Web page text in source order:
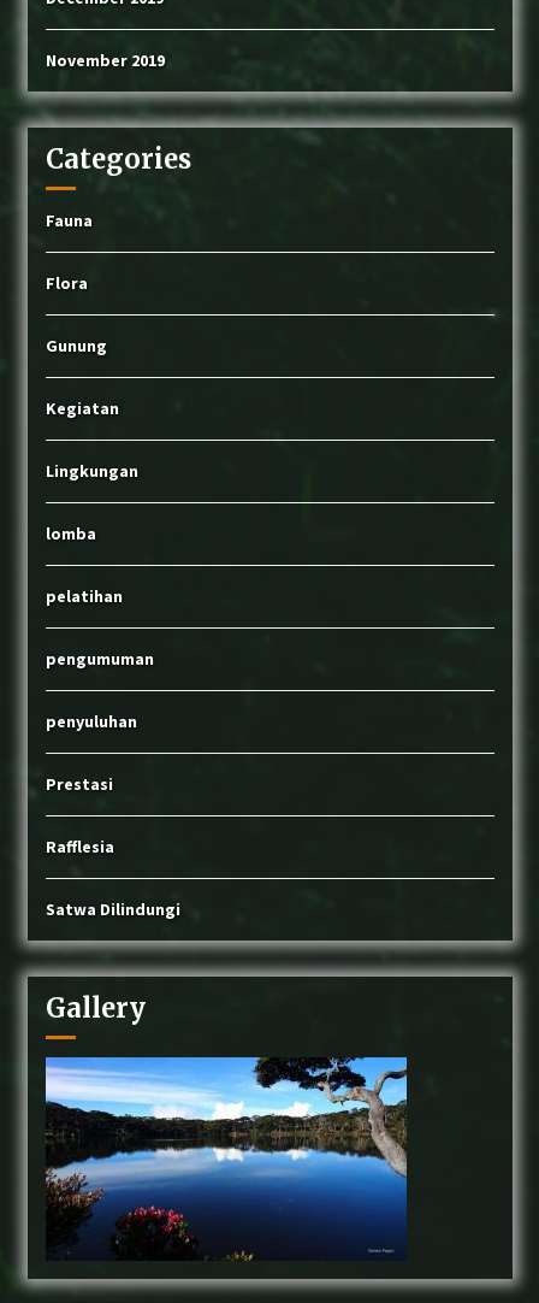
November 2019
Categories
Fauna
Flora
Gunung
Kegiatan
Lingkungan
lomba
pelatihan
pengumuman
penyuluhan
Prestasi
Rafflesia
Satwa Dilindungi
Gallery